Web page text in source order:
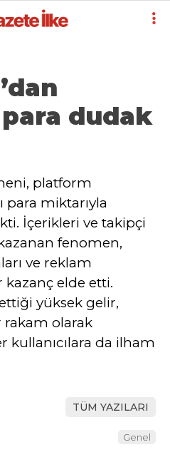
para dudak
platform
para miktarıyla
İçerikleri ve takipçi
fenomen,
ve reklam
elde etti.
yüksek gelir,
olarak
kullanıcılara da ilham
TÜM YAZILARI
Genel